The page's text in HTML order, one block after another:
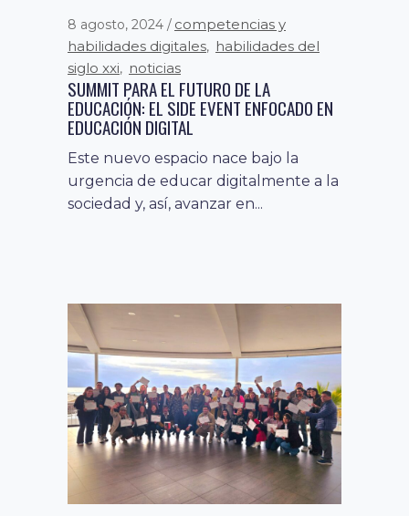
8 agosto, 2024
competencias y
habilidades digitales, habilidades del
siglo xxi, noticias
SUMMIT PARA EL FUTURO DE LA
EDUCACIÓN: EL SIDE EVENT ENFOCADO EN
EDUCACIÓN DIGITAL
Este nuevo espacio nace bajo la
urgencia de educar digitalmente a la
sociedad y, así, avanzar en...